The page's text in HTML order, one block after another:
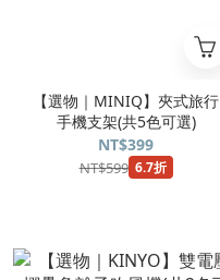
【選物｜MINIQ】夾式旅行
手機支架(共5色可選)
NT$399
NT$599 6.7折